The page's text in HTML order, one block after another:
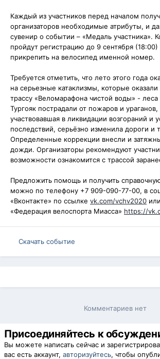
Каждый из участников перед началом
организаторов необходимые атрибуты, и
сувенир о событии – «Медаль участника».
пройдут регистрацию до 9 сентября (18:00)
прикрепить на велосипед именной номер.
Требуется отметить, что лето этого года
на серьезные катаклизмы, которые
трассу «Веломарафона чистой воды» - леса
Тургояк пострадали от пожаров и ураганов,
участвовавшая в ликвидации возгораний и
последствий, серьёзно изменила дороги и
Определенные коррекции внесли и
дожди. Организаторы рекомендуют
возможности ознакомится с трассой
Предложить помощь и получить
можно по телефону +7 909-090-77-00, в
«Вконтакте» по ссылке vk.com/vchv2020
«Федерация велоспорта Миасса» https://
Скачать событие
Комментариев нет
Присоединяйтесь к
Вы можете написать сейчас и
вас есть аккаунт, авторизуйтесь, чтобы